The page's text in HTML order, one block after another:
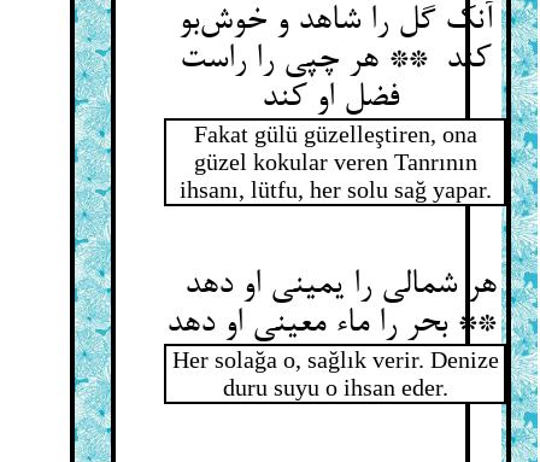
آنک گل را شاهد و خوش‌بو
کند ** هر چپی را راست
فضل او کند
Fakat gülü güzelleştiren, ona
güzel kokular veren Tanrının
ihsanı, lütfu, her solu sağ yapar.
هر شمالی را یمینی او دهد
** بحر را ماء معینی او دهد
Her solağa o, sağlık verir. Denize
duru suyu o ihsan eder.